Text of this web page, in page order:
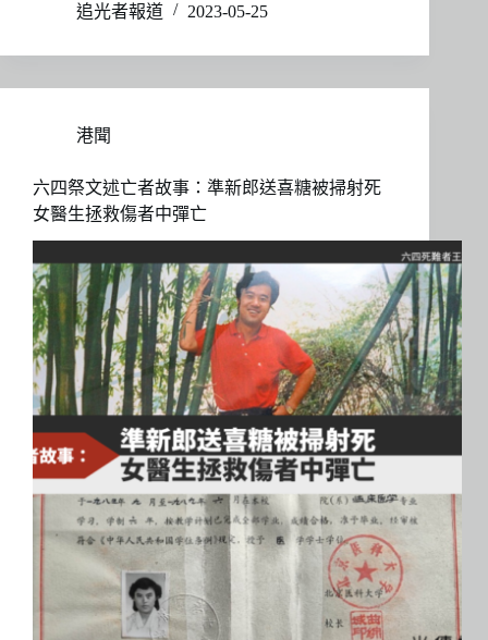
追光者報道
2023-05-25
港聞
六四祭文述亡者故事：準新郎送喜糖被掃射死
女醫生拯救傷者中彈亡